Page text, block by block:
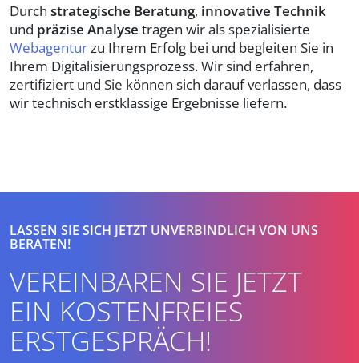
Durch strategische Beratung, innovative Technik
und präzise Analyse tragen wir als spezialisierte
Webagenturzu Ihrem Erfolg bei und begleiten Sie in
Ihrem Digitalisierungsprozess. Wir sind erfahren,
zertifiziert und Sie können sich darauf verlassen, dass
wir technisch erstklassige Ergebnisse liefern.
LASSEN SIE SICH JETZT UNVERBINDLICH VON UNS
BERATEN!
VEREINBAREN SIE JETZT
EIN KOSTENFREIES
ERSTGESPRÄCH!